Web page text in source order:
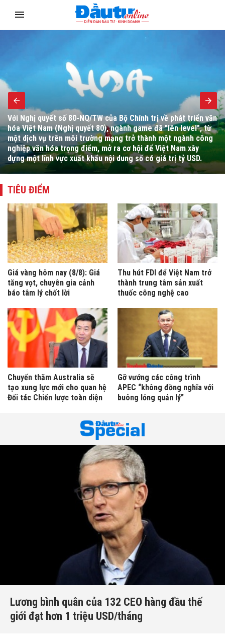
Bộ trưởng Bộ Tài chính Ngô Văn Tuấn yêu cầu đẩy mạnh hoàn
thiện thể chế, cải cách hành chính, chuyển đổi số, tháo gỡ
vướng mắc cho người dân, doanh nghiệp và thúc đẩy giải ngân
đầu tư công.
TIÊU ĐIỂM
Giá vàng hôm nay (8/8): Giá
tăng vọt, chuyên gia cảnh
báo tâm lý chốt lời
Thu hút FDI để Việt Nam trở
thành trung tâm sản xuất
thuốc công nghệ cao
Chuyến thăm Australia sẽ
tạo xung lực mới cho quan hệ
Đối tác Chiến lược toàn diện
Gỡ vướng các công trình
APEC “không đồng nghĩa với
buông lỏng quản lý”
Lương bình quân của 132 CEO hàng đầu thế
giới đạt hơn 1 triệu USD/tháng